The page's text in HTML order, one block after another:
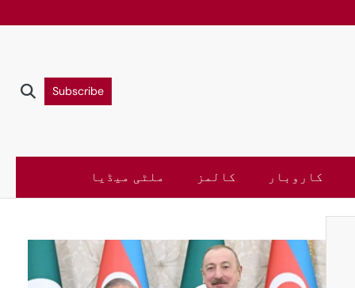
Subscribe
کاروبار کالمز ملٹی میڈیا